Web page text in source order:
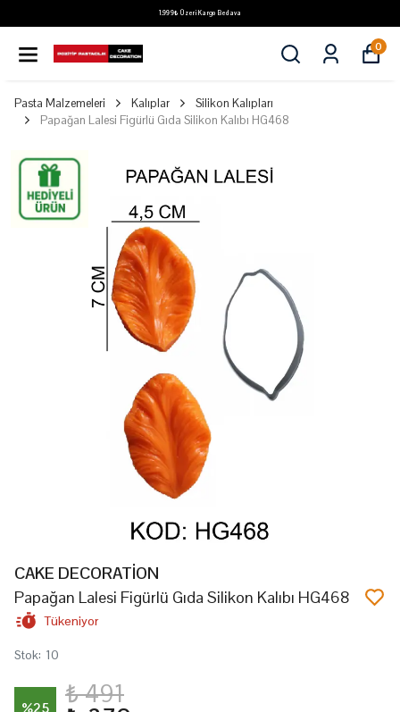
1.999₺ Üzeri Kargo Bedava
0
Pasta Malzemeleri Kalıplar
Silikon Kalıpları
Papağan Lalesi Figürlü Gıda Silikon Kalıbı HG468
CAKE DECORATİON
Papağan Lalesi Figürlü Gıda Silikon Kalıbı HG468
Tükeniyor
Stok: 10
%25 ₺ 491